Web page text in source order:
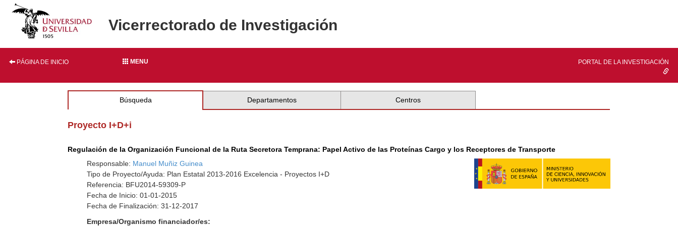
Vicerrectorado de Investigación
PÁGINA DE INICIO MENU PORTAL DE LA INVESTIGACIÓN
Búsqueda Departamentos Centros
Proyecto I+D+i
Regulación de la Organización Funcional de la Ruta Secretora Temprana: Papel Activo de las Proteínas Cargo y los Receptores de Transporte
Responsable: Manuel Muñiz Guinea
Tipo de Proyecto/Ayuda: Plan Estatal 2013-2016 Excelencia - Proyectos I+D
Referencia: BFU2014-59309-P
Fecha de Inicio: 01-01-2015
Fecha de Finalización: 31-12-2017
Empresa/Organismo financiador/es: